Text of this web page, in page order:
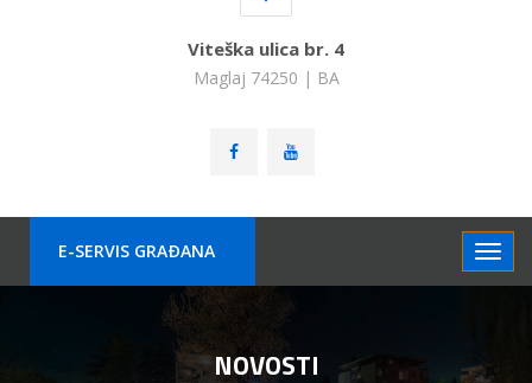
Viteška ulica br. 4
Maglaj 74250 | BA
E-SERVIS GRAÐANA
NOVOSTI